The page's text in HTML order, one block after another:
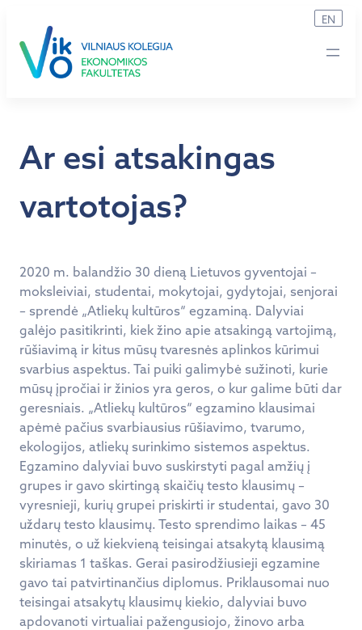
turinio
EN
Ar esi atsakingas
vartotojas?
2020 m. balandžio 30 dieną Lietuvos gyventojai –
moksleiviai, studentai, mokytojai, gydytojai, senjorai
– sprendė „Atliekų kultūros“ egzaminą. Dalyviai
galėjo pasitikrinti, kiek žino apie atsakingą vartojimą,
rūšiavimą ir kitus mūsų tvaresnės aplinkos kūrimui
svarbius aspektus. Tai puiki galimybė sužinoti, kurie
mūsų įpročiai ir žinios yra geros, o kur galime būti dar
geresniais. „Atliekų kultūros“ egzamino klausimai
apėmė pačius svarbiausius rūšiavimo, tvarumo,
ekologijos, atliekų surinkimo sistemos aspektus.
Egzamino dalyviai buvo suskirstyti pagal amžių į
grupes ir gavo skirtingą skaičių testo klausimų –
vyresnieji, kurių grupei priskirti ir studentai, gavo 30
uždarų testo klausimų. Testo sprendimo laikas – 45
minutės, o už kiekvieną teisingai atsakytą klausimą
skiriamas 1 taškas. Gerai pasirodžiusieji egzamine
gavo tai patvirtinančius diplomus. Priklausomai nuo
teisingai atsakytų klausimų kiekio, dalyviai buvo
apdovanoti virtualiai pažengusiojo, žinovo arba